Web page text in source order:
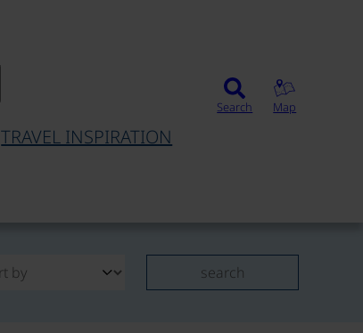
TRAVEL INSPIRATION
Search Map
search